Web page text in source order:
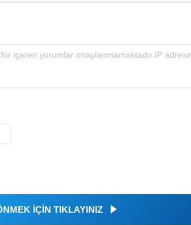
İÇİN TIKLAYINIZ